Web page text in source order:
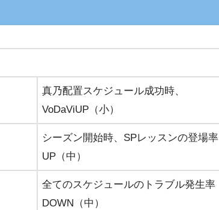
真乃配置スケジュール成功時、
VoDaViUP（小）
シーズン開始時、SPレッスンの登場率
UP（中）
全てのスケジュールのトラブル発生率
DOWN（中）